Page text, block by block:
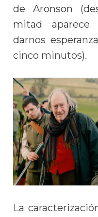
de Aronson
mitad aparece
darnos
cinco minutos).
La